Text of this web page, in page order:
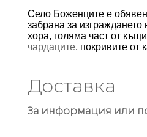
Село Боженците е
забрана за изграждането
хора, голяма част от
чардаците, покривите от
Доставка
За информация или